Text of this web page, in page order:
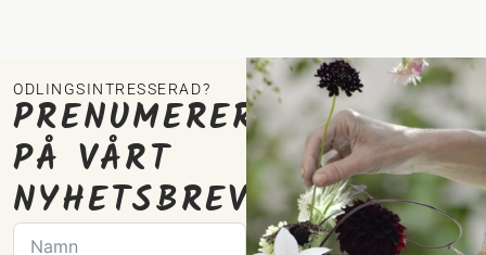
ODLINGSINTRESSERAD?
PRENUMERERA
PÅ VÅRT
NYHETSBREV